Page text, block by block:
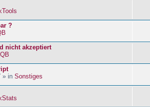
?
nicht akzeptiert
» in Sonstiges